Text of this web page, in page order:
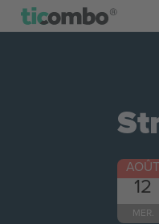
AOÛT
12
MER.